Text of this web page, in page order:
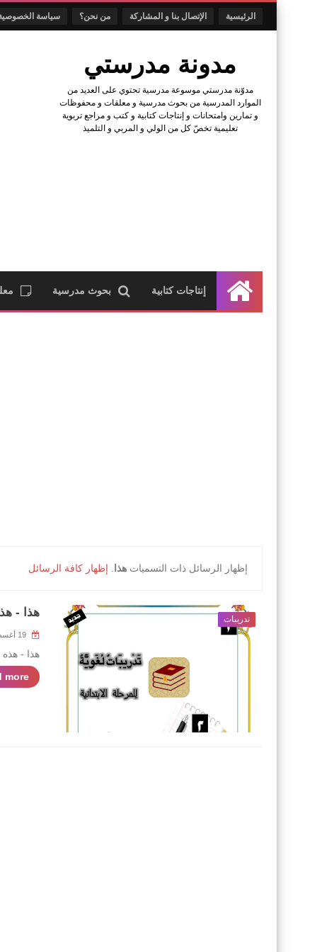
الرئيسية الإتصال بنا و المشاركة من نحن؟ سياسة
مدونة مدرستي
مدوّنة مدرستي موسوعة مدرسية تحتوي على العديد من
الموارد المدرسية من بحوث مدرسية و معلقات و محفوظات
و تمارين وامتحانات و إنتاجات كتابية و كتب و مراجع تربوية
تعليمية تخصّ كل من الولي و المربي و التلميذ
الرئيسية
إنتاجات كتابية بحوث مدرسية
‏إظهار الرسائل ذات التسميات هذا إظهار كافة الرسائل
تدريبات هذا -
هذا - هذه
»